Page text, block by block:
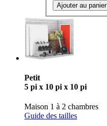
Ajouter au panier
Petit
5 pi x 10 pi x 10 pi
Maison 1 à 2 chambres
Guide des tailles